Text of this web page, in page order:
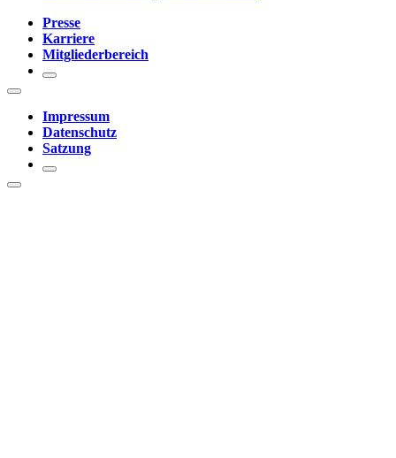
Presse
Karriere
Mitgliederbereich
Impressum
Datenschutz
Satzung